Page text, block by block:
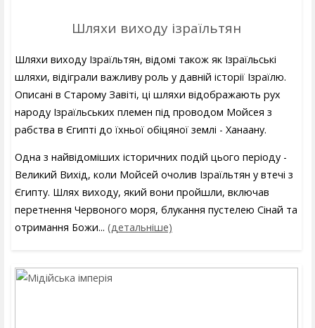
Шляхи виходу ізраїльтян
Шляхи виходу Ізраїльтян, відомі також як Ізраїльські
шляхи, відіграли важливу роль у давній історії Ізраїлю.
Описані в Старому Завіті, ці шляхи відображають рух
народу Ізраїльських племен під проводом Мойсея з
рабства в Єгипті до їхньої обіцяної землі - Ханаану.
Одна з найвідоміших історичних подій цього періоду -
Великий Вихід, коли Мойсей очолив Ізраїльтян у втечі з
Єгипту. Шлях виходу, який вони пройшли, включав
перетнення Червоного моря, блукання пустелею Сінай та
отримання Божи... (детальніше)